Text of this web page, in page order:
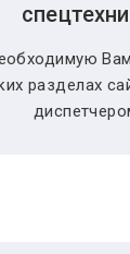
Вам
разделах